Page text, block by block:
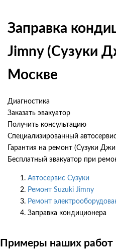
Заправка
Jimny (Сузуки
Москве
Диагностика
Заказать эвакуатор
Получить консультацию
Специализированный
Гарантия на ремонт (Сузуки
Бесплатный эвакуатор при
Автосервис Сузуки
Ремонт Suzuki Jimny
Ремонт
Заправка кондиционера
Примеры наших работ